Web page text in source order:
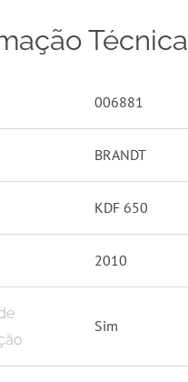
Técnica
006881
BRANDT
KDF 650
2010
Sim